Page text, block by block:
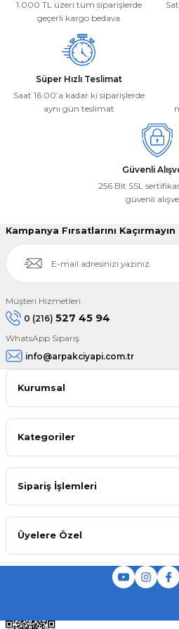
Bu ürüne benzer farklı alternatifler
1.000 TL üzeri tüm siparişlerde
geçerli kargo bedava
Süper Hızlı Teslimat
Saat 16:00’a kadar ki siparişlerde
aynı gün teslimat
Güvenli
256 Bit SSL
güvenli
Kampanya Fırsatlarını Kaçırmayın
Müşteri Hizmetleri
0 (216) 527 45 94
WhatsApp Sipariş
info@arpakciyapi.com.tr
Kurumsal
Kategoriler
Sipariş İşlemleri
Üyelere Özel